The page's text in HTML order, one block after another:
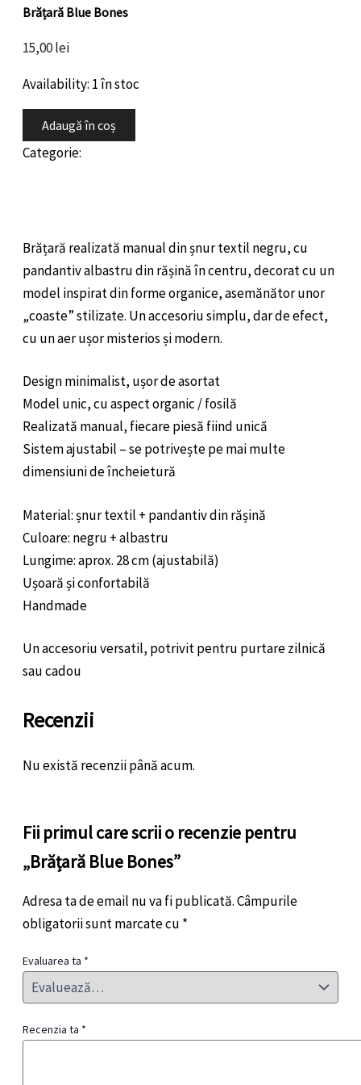
Brățară Blue Bones
15,00lei
Availability: 1 în stoc
Adaugă în coș
Categorie:
Brățară realizată manual din șnur textil negru, cu
pandantiv albastru din rășină în centru, decorat cu un
model inspirat din forme organice, asemănător unor
„coaste” stilizate. Un accesoriu simplu, dar de efect,
cu un aer ușor misterios și modern.
Design minimalist, ușor de asortat
Model unic, cu aspect organic / fosilă
Realizată manual, fiecare piesă fiind unică
Sistem ajustabil – se potrivește pe mai multe
dimensiuni de încheietură
Material: șnur textil + pandantiv din rășină
Culoare: negru + albastru
Lungime: aprox. 28 cm (ajustabilă)
Ușoară și confortabilă
Handmade
Un accesoriu versatil, potrivit pentru purtare zilnică
sau cadou
Recenzii
Nu există recenzii până acum.
Fii primul care scrii o recenzie pentru
„Brățară Blue Bones”
Adresa ta de email nu va fi publicată.Câmpurile
obligatorii sunt marcate cu *
Evaluarea ta *
Recenzia ta *